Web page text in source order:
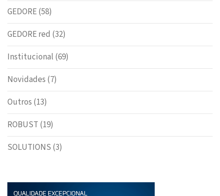
GEDORE(58)
GEDORE red (32)
Institucional (69)
Novidades (7)
Outros (13)
ROBUST (19)
SOLUTIONS (3)